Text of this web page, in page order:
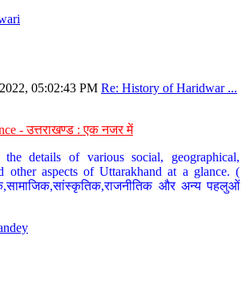
05:02:43 PM Re: History of Haridwar ...
- उत्तराखण्ड : एक नजर में
details of various social, geographical,
other aspects of Uttarakhand at a glance. (
और अन्य पहलुओं